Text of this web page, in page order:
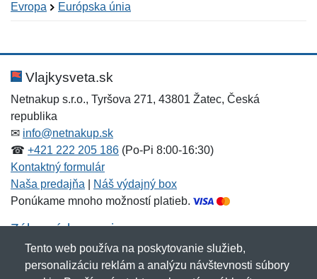
Evropa Európska únia
Hodnotenie:
Meno:*
E-mail:
Správa*
Meno:
E-mail:*
Správa*
Vlajkysveta.sk
Netnakup s.r.o., Tyršova 271, 43801 Žatec, Česká
republika
✉ info@netnakup.sk
☎ +421 222 205 186 (Po-Pi 8:00-16:30)
Kontaktný formulár
Naša predajňa
Náš výdajný box
Ponúkame mnoho možností platieb.
Zákaznícky servis
Novinky emailom
Tento web používa na poskytovanie služieb,
personalizáciu reklám a analýzu návštevnosti súbory